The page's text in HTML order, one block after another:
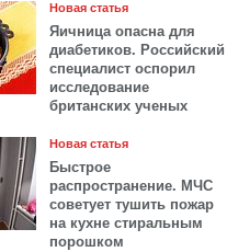
Новая статья
Яичница опасна для
диабетиков. Российский
специалист оспорил
исследование
британских ученых
Новая статья
Быстрое
распространение. МЧС
советует тушить пожар
на кухне стиральным
порошком